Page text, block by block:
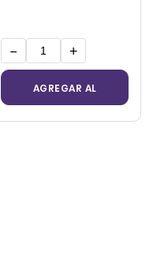
− +
AGREGAR AL
CARRITO